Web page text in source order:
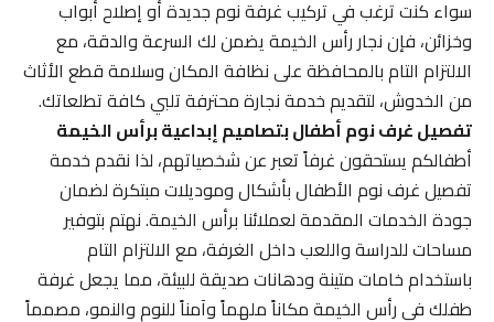
سواء كنت ترغب في تركيب غرفة نوم جديدة أو إصلاح أبواب
وخزائن، فإن نجار رأس الخيمة يضمن لك السرعة والدقة، مع
الالتزام التام بالمحافظة على نظافة المكان وسلامة قطع الأثاث
من الخدوش، لتقديم خدمة نجارة محترفة تلبي كافة تطلعاتك.
تفصيل غرف نوم أطفال بتصاميم إبداعية برأس الخيمة
أطفالكم يستحقون غرفاً تعبر عن شخصياتهم، لذا نقدم خدمة
تفصيل غرف نوم الأطفال بأشكال وموديلات مبتكرة لضمان
جودة الخدمات المقدمة لعملائنا برأس الخيمة. نهتم بتوفير
مساحات للدراسة واللعب داخل الغرفة، مع الالتزام التام
باستخدام خامات متينة ودهانات صديقة للبيئة، مما يجعل غرفة
طفلك في رأس الخيمة مكاناً ملهماً وآمناً للنوم والنمو، مصمماً